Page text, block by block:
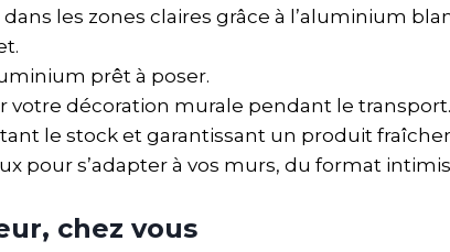
les zones claires grâce à l’aluminium
prêt à poser.
décoration murale pendant le transport.
le stock et garantissant un produit
pour s’adapter à vos murs, du format
chez vous